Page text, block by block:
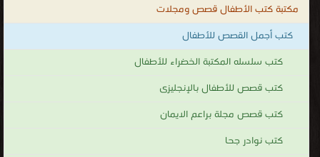
مكتبة كتب الأطفال قصص ومجلات
كتب أجمل القصص للأطفال
كتب سلسله المكتبة الخضراء للأطفال
كتب قصص للأطفال بالإنجليزى
كتب قصص مجلة براعم الايمان
كتب نوادر جحا